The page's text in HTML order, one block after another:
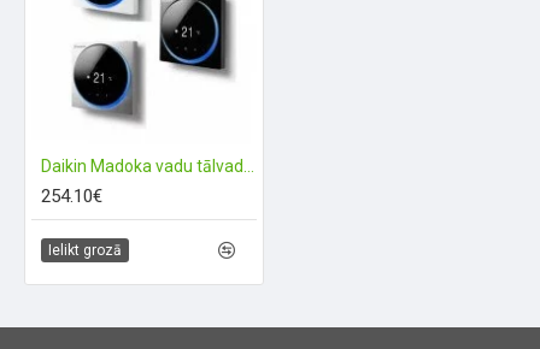
254.10€
Ielikt grozā